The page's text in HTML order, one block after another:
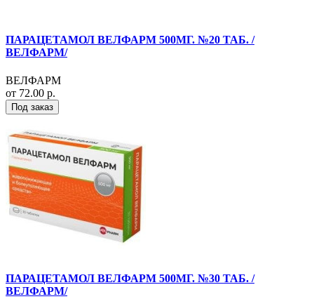
ПАРАЦЕТАМОЛ ВЕЛФАРМ 500МГ. №20 ТАБ. /
ВЕЛФАРМ/
ВЕЛФАРМ
от 72.00 р.
Под заказ
ПАРАЦЕТАМОЛ ВЕЛФАРМ 500МГ. №30 ТАБ. /
ВЕЛФАРМ/